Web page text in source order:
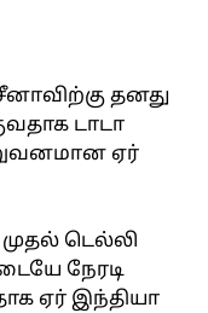
தனது
டாடா
ஏர்
முதல் டெல்லி
நேரடி
ஏர் இந்தியா